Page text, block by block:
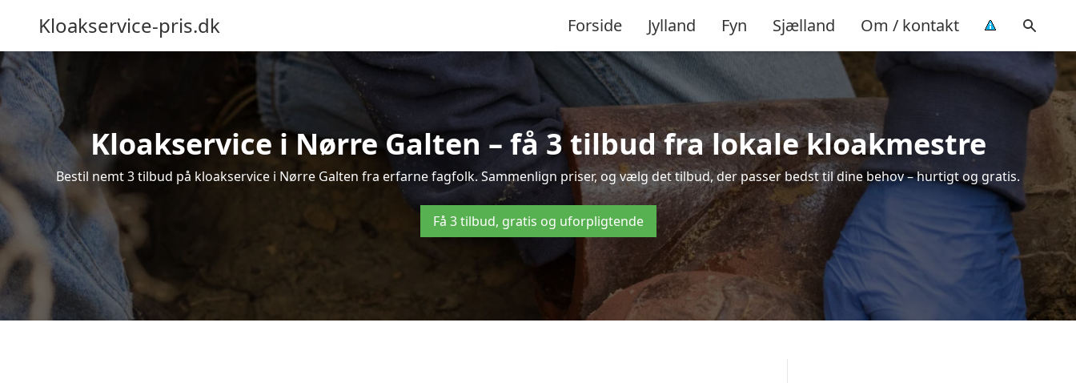
Kloakservice-pris.dk Forside Jylland Fyn Sjælland Om / kontakt
Kloakservice i Nørre Galten – få 3 tilbud fra lokale kloakmestre
Bestil nemt 3 tilbud på kloakservice i Nørre Galten fra erfarne fagfolk. Sammenlign priser, og vælg det tilbud, der passer bedst til dine behov – hurtigt og gratis.
Få 3 tilbud, gratis og uforpligtende